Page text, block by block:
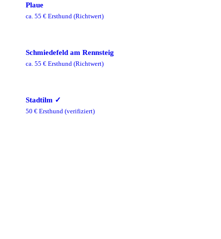
Plaue
ca. 55 € Ersthund (Richtwert)
Schmiedefeld am Rennsteig
ca. 55 € Ersthund (Richtwert)
Stadtilm ✓
50 € Ersthund (verifiziert)